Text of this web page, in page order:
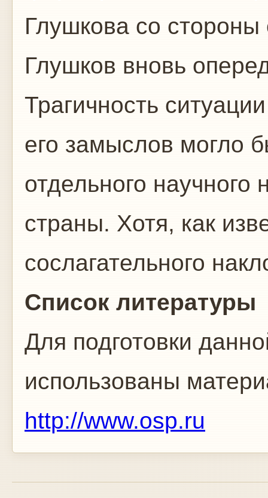
Глушкова со стороны
Глушков вновь
Трагичность
его замыслов могло
отдельного
страны. Хотя, как
сослагательного
Список литературы
Для подготовки
использованы
http://www.osp.ru